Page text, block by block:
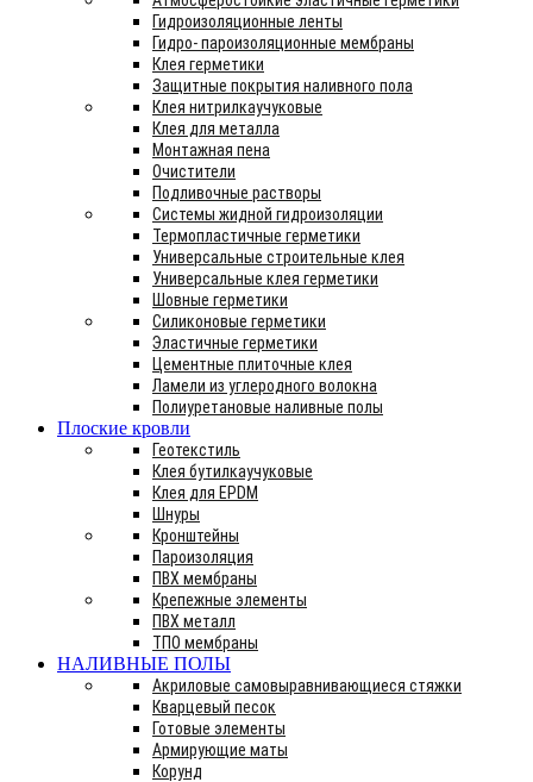
Гидроизоляционные ленты
Гидро- пароизоляционные мембраны
Клея герметики
Защитные покрытия наливного пола
Клея нитрилкаучуковые
Клея для металла
Монтажная пена
Очистители
Подливочные растворы
Системы жидной гидроизоляции
Термопластичные герметики
Универсальные строительные клея
Универсальные клея герметики
Шовные герметики
Силиконовые герметики
Эластичные герметики
Цементные плиточные клея
Ламели из углеродного волокна
Полиуретановые наливные полы
Плоские кровли
Геотекстиль
Клея бутилкаучуковые
Клея для EPDM
Шнуры
Кронштейны
Пароизоляция
ПВХ мембраны
Крепежные элементы
ПВХ металл
ТПО мембраны
НАЛИВНЫЕ ПОЛЫ
Акриловые самовыравнивающиеся стяжки
Кварцевый песок
Готовые элементы
Армирующие маты
Корунд